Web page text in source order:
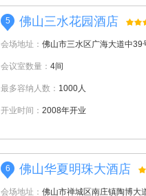
5 佛山三水花园酒店
会场地址： 佛山市三水区广海大道中39
会议室数量： 4间
最多容纳人数： 1000人
开业时间： 2008年开业
6 佛山华夏明珠大酒店
会场地址： 佛山市禅城区南庄镇陶博大